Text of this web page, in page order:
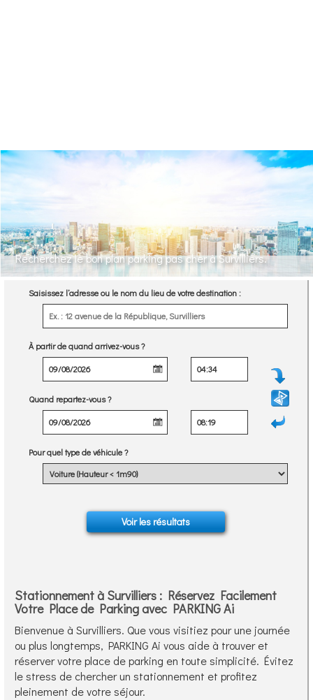
Recherchez le bon plan parking pas cher à Survilliers.
Saisissez l’adresse ou le nom du lieu de votre destination :
À partir de quand arrivez-vous ?
Quand repartez-vous ?
Pour quel type de véhicule ?
Stationnement à Survilliers : Réservez Facilement
Votre Place de Parking avec PARKING Ai
Bienvenue à Survilliers. Que vous visitiez pour une journée
ou plus longtemps, PARKING Ai vous aide à trouver et
réserver votre place de parking en toute simplicité. Évitez
le stress de chercher un stationnement et profitez
pleinement de votre séjour.